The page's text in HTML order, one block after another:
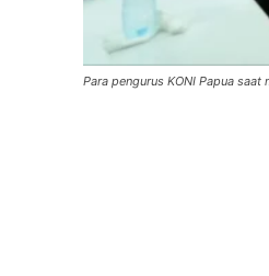
Para pengurus KONI Papua